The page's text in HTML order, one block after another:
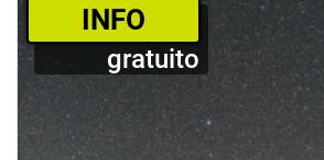
­INFO
gratuito